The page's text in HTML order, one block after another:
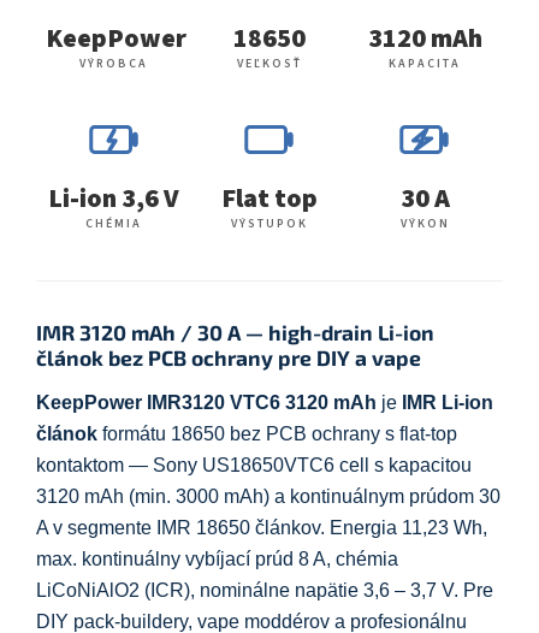
KeepPower
VÝROBCA
18650
VEĽKOSŤ
3120 mAh
KAPACITA
Li-ion 3,6 V
CHÉMIA
Flat top
VÝSTUPOK
30 A
VÝKON
IMR 3120 mAh / 30 A — high-drain Li-ion
článok bez PCB ochrany pre DIY a vape
KeepPower IMR3120 VTC6 3120 mAh je
IMR Li-ion
článok formátu 18650 bez PCB ochrany s flat-top
kontaktom — Sony US18650VTC6 cell s kapacitou
3120 mAh (min. 3000 mAh) a kontinuálnym prúdom 30
A v segmente IMR 18650 článkov. Energia 11,23 Wh,
max. kontinuálny vybíjací prúd 8 A, chémia
LiCoNiAlO2 (ICR), nominálne napätie 3,6 – 3,7 V. Pre
DIY pack-buildery, vape moddérov a profesionálnu